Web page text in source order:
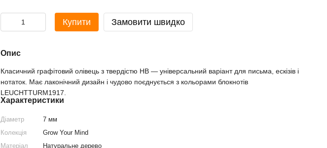
Купити Замовити швидко
Опис
Класичний графітовий олівець з твердістю HB — універсальний варіант для письма, ескізів і
нотаток. Має лаконічний дизайн і чудово поєднується з кольорами блокнотів
LEUCHTTURM1917.
Характеристики
Діаметр
7 мм
Колекція
Grow Your Mind
Матеріал
Натуральне дерево